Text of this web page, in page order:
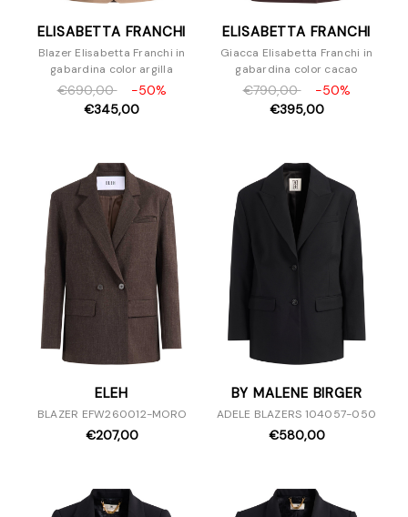
ELISABETTA FRANCHI
Blazer Elisabetta Franchi in
gabardina color argilla
€690,00
-50%
€345,00
ELISABETTA FRANCHI
Giacca Elisabetta Franchi in
gabardina color cacao
€790,00
-50%
€395,00
ELEH
BLAZER EFW260012-MORO
€207,00
BY MALENE BIRGER
ADELE BLAZERS 104057-050
€580,00